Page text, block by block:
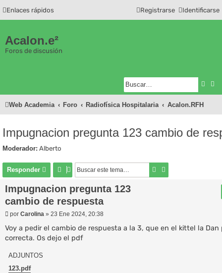
Enlaces rápidos Identificarse
Registrarse
Acalon.e²
Foros de discusión
Web Academia Foro Radiofísica Hospitalaria Acalon.RFH
Impugnacion pregunta 123 cambio de
Moderador: Alberto
Responder Buscar
Impugnacion pregunta 123
cambio de respuesta
M
n
a
e
por Carolina » 23 Ene 2024, 20:38
Voy a pedir el cambio de respuesta a la 3, que en el kittel la Dan
correcta. Os dejo el pdf
ADJUNTOS
123.pdf